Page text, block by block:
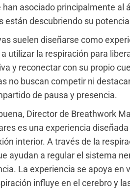
asociado principalmente al
están descubriendo su
suelen diseñarse como
utilizar la respiración para
y reconectar con su propio
no buscan competir ni
de pausa y presencia.
Director de Breathwork
es una experiencia
interior. A través de la
ayudan a regular el sistema
La experiencia se apoya en
influye en el cerebro y